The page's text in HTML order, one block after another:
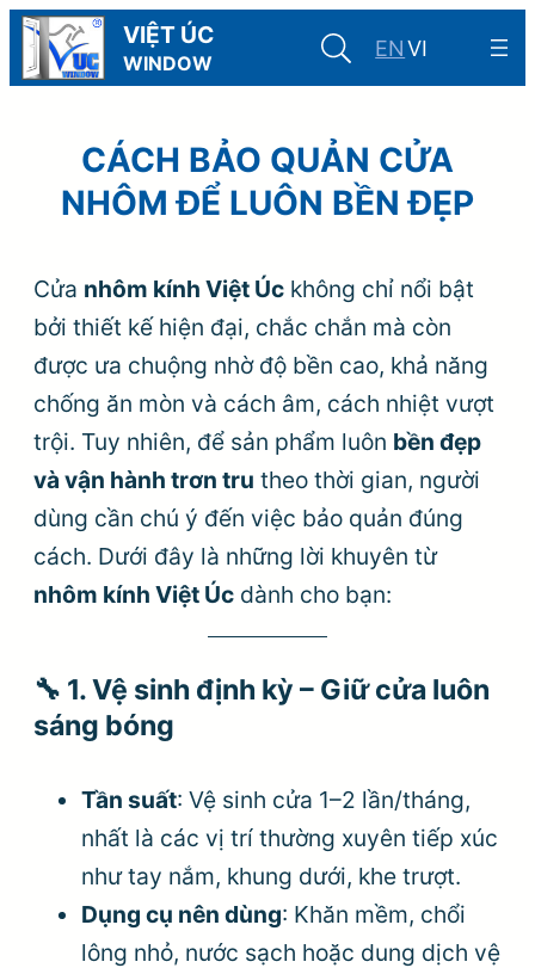
Skip
to
VIỆT ÚC
WINDOW
EN VI
CÁCH BẢO QUẢN CỬA
NHÔM ĐỂ LUÔN BỀN ĐẸP
Cửa nhôm kính Việt Úc không chỉ nổi bật
bởi thiết kế hiện đại, chắc chắn mà còn
được ưa chuộng nhờ độ bền cao, khả năng
chống ăn mòn và cách âm, cách nhiệt vượt
trội. Tuy nhiên, để sản phẩm luôn bền đẹp
và vận hành trơn tru theo thời gian, người
dùng cần chú ý đến việc bảo quản đúng
cách. Dưới đây là những lời khuyên từ
nhôm kính Việt Úc dành cho bạn:
🔧 1. Vệ sinh định kỳ – Giữ cửa luôn
sáng bóng
Tần suất: Vệ sinh cửa 1–2 lần/tháng,
nhất là các vị trí thường xuyên tiếp xúc
như tay nắm, khung dưới, khe trượt.
Dụng cụ nên dùng: Khăn mềm, chổi
lông nhỏ, nước sạch hoặc dung dịch vệ